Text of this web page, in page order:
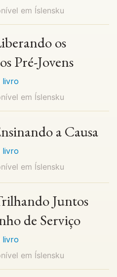
em Íslensku
os
Pré-Jovens
livro
em Íslensku
a Causa
livro
em Íslensku
Juntos
de Serviço
livro
em Íslensku